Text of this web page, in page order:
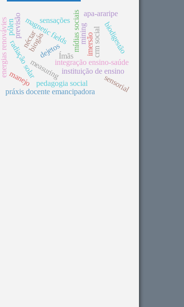
integração ensino-saúde
biogás
measuring
magnetic fields
sensações
imersão
radiação solar
energias renovávies previsão
instituição de ensino
mídias sociais crm socialbiodigestão
dejetos
pedagogia social
práxis docente emancipadora
Ímãs
apa-araripe
sensorial
mining
manejo
néctar
pólen